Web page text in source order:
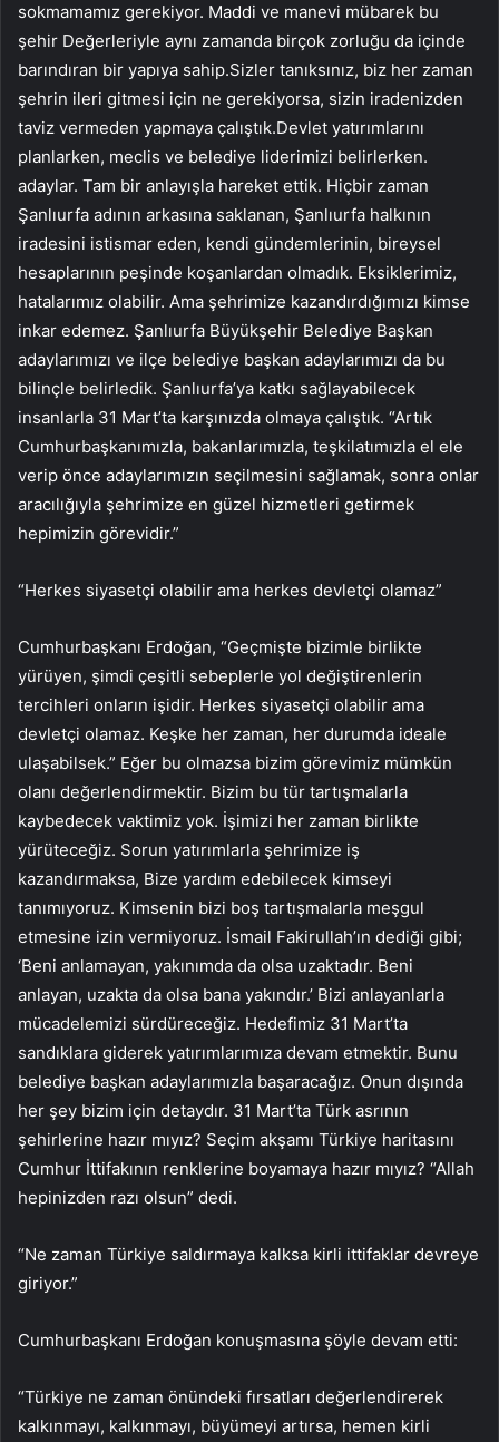
sokmamamız gerekiyor. Maddi ve manevi mübarek bu
şehir Değerleriyle aynı zamanda birçok zorluğu da içinde
barındıran bir yapıya sahip.Sizler tanıksınız, biz her zaman
şehrin ileri gitmesi için ne gerekiyorsa, sizin iradenizden
taviz vermeden yapmaya çalıştık.Devlet yatırımlarını
planlarken, meclis ve belediye liderimizi belirlerken.
adaylar. Tam bir anlayışla hareket ettik. Hiçbir zaman
Şanlıurfa adının arkasına saklanan, Şanlıurfa halkının
iradesini istismar eden, kendi gündemlerinin, bireysel
hesaplarının peşinde koşanlardan olmadık. Eksiklerimiz,
hatalarımız olabilir. Ama şehrimize kazandırdığımızı kimse
inkar edemez. Şanlıurfa Büyükşehir Belediye Başkan
adaylarımızı ve ilçe belediye başkan adaylarımızı da bu
bilinçle belirledik. Şanlıurfa’ya katkı sağlayabilecek
insanlarla 31 Mart’ta karşınızda olmaya çalıştık. “Artık
Cumhurbaşkanımızla, bakanlarımızla, teşkilatımızla el ele
verip önce adaylarımızın seçilmesini sağlamak, sonra onlar
aracılığıyla şehrimize en güzel hizmetleri getirmek
hepimizin görevidir.”
“Herkes siyasetçi olabilir ama herkes devletçi olamaz”
Cumhurbaşkanı Erdoğan, “Geçmişte bizimle birlikte
yürüyen, şimdi çeşitli sebeplerle yol değiştirenlerin
tercihleri ​​onların işidir. Herkes siyasetçi olabilir ama
devletçi olamaz. Keşke her zaman, her durumda ideale
ulaşabilsek.” Eğer bu olmazsa bizim görevimiz mümkün
olanı değerlendirmektir. Bizim bu tür tartışmalarla
kaybedecek vaktimiz yok. İşimizi her zaman birlikte
yürüteceğiz. Sorun yatırımlarla şehrimize iş
kazandırmaksa, Bize yardım edebilecek kimseyi
tanımıyoruz. Kimsenin bizi boş tartışmalarla meşgul
etmesine izin vermiyoruz. İsmail Fakirullah’ın dediği gibi;
‘Beni anlamayan, yakınımda da olsa uzaktadır. Beni
anlayan, uzakta da olsa bana yakındır.’ Bizi anlayanlarla
mücadelemizi sürdüreceğiz. Hedefimiz 31 Mart’ta
sandıklara giderek yatırımlarımıza devam etmektir. Bunu
belediye başkan adaylarımızla başaracağız. Onun dışında
her şey bizim için detaydır. 31 Mart’ta Türk asrının
şehirlerine hazır mıyız? Seçim akşamı Türkiye haritasını
Cumhur İttifakının renklerine boyamaya hazır mıyız? “Allah
hepinizden razı olsun” dedi.
“Ne zaman Türkiye saldırmaya kalksa kirli ittifaklar devreye
giriyor.”
Cumhurbaşkanı Erdoğan konuşmasına şöyle devam etti:
“Türkiye ne zaman önündeki fırsatları değerlendirerek
kalkınmayı, kalkınmayı, büyümeyi artırsa, hemen kirli